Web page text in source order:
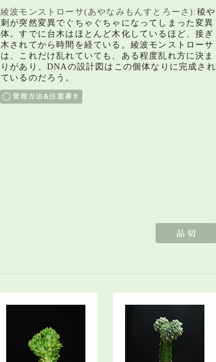
綾波モンストローサ(あやなみもんすとろーさ): 稜や
刺が突然変異でぐちゃぐちゃになってしまった変異
体。すでに台木はほとんど木化しているほど、接ぎ
木されてから時間を経ている。綾波モンストローサ
は、 これだけ乱れていても、ある程度乱れ方に決ま
りがあり、 DNAの設計図はこの個体なりに完成され
ているのだろう。